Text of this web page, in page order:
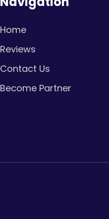
Home
Reviews
Contact Us
Become Partner